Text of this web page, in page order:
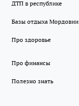
ДТП в республике
Базы отдыха Мордовии
Про здоровье
Про финансы
Полезно знать